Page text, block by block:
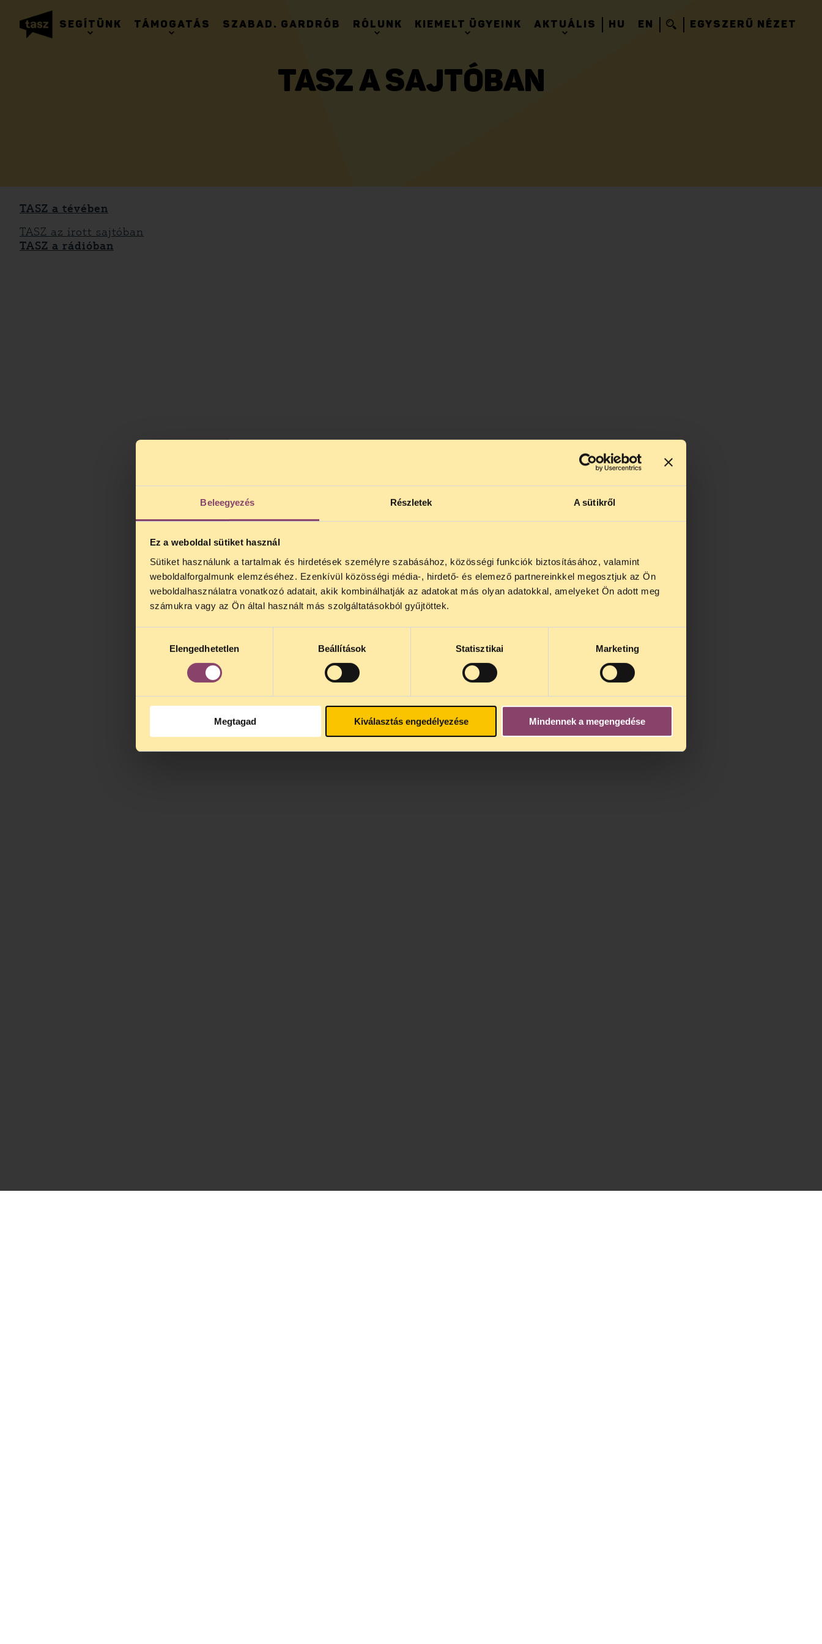
Beleegyezés Részletek A sütikről
Ez a weboldal sütiket használ
Sütiket használunk a tartalmak és hirdetések személyre szabásához, közösségi funkciók biztosításához, valamint
weboldalforgalmunk elemzéséhez. Ezenkívül közösségi média-, hirdető- és elemező partnereinkkel megosztjuk az Ön
weboldalhasználatra vonatkozó adatait, akik kombinálhatják az adatokat más olyan adatokkal, amelyeket Ön adott meg
számukra vagy az Ön által használt más szolgáltatásokból gyűjtöttek.
kiválasztásaElengedhetetlen Beállítások Statisztikai Marketing
Megtagad Kiválasztás engedélyezése Mindennek a megengedése
SEGÍTÜNK TÁMOGATÁS SZABAD. GARDRÓB RÓLUNK KIEMELT ÜGYEINK AKTUÁLIS HU EN EGYSZERŰ NÉZET
TASZ A SAJTÓBAN
TASZ a tévében
TASZ az írott sajtóban
TASZ a rádióban
TELEFONOS JOGSEGÉLY SZÜNET!
Kedves érdeklődő, Tájékoztatjuk, hogy
telefonos jogsegélyünk július 27 és
augusztus 24 között szünetel
. Az első telefonos jogsegély
augusztus 25-én
kedden, 13 és 15 óra között lesz
jogsegely@tasz.hu
alatt is elér minket.